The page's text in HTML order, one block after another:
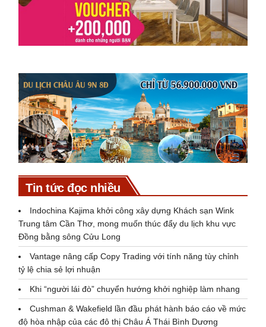
Tin tức đọc nhiều
Indochina Kajima khởi công xây dựng Khách sạn Wink
Trung tâm Cần Thơ, mong muốn thúc đẩy du lịch khu vực
Đồng bằng sông Cửu Long
Vantage nâng cấp Copy Trading với tính năng tùy chỉnh
tỷ lệ chia sẻ lợi nhuận
Khi “người lái đò” chuyển hướng khởi nghiệp làm nhang
Cushman & Wakefield lần đầu phát hành báo cáo về mức
độ hòa nhập của các đô thị Châu Á Thái Bình Dương